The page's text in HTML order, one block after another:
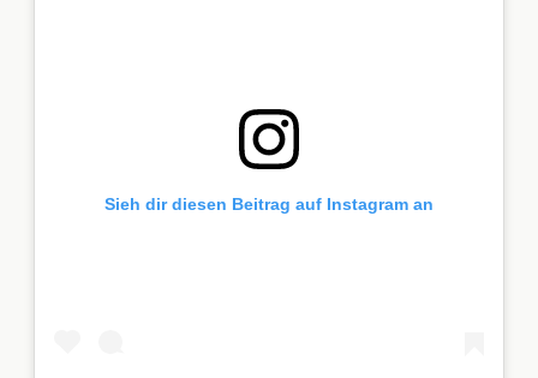
Sieh dir diesen Beitrag auf Instagram an